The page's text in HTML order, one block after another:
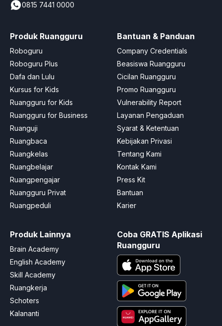
0815 7441 0000
Produk Ruangguru
Roboguru
Roboguru Plus
Dafa dan Lulu
Kursus for Kids
Ruangguru for Kids
Ruangguru for Business
Ruanguji
Ruangbaca
Ruangkelas
Ruangbelajar
Ruangpengajar
Ruangguru Privat
Ruangpeduli
Bantuan & Panduan
Company Credentials
Beasiswa Ruangguru
Cicilan Ruangguru
Promo Ruangguru
Vulnerability Report
Layanan Pengaduan
Syarat & Ketentuan
Kebijakan Privasi
Tentang Kami
Kontak Kami
Press Kit
Bantuan
Karier
Produk Lainnya
Brain Academy
English Academy
Skill Academy
Ruangkerja
Schoters
Kalananti
Coba GRATIS Aplikasi
Ruangguru